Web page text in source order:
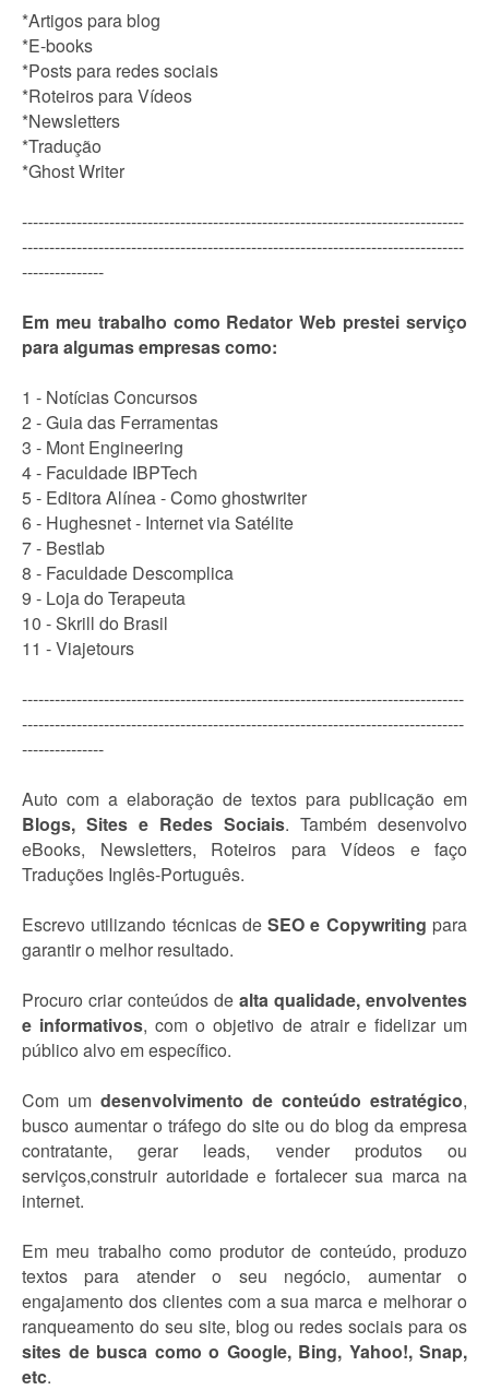
*Artigos para blog
*E-books
*Posts para redes sociais
*Roteiros para Vídeos
*Newsletters
*Tradução
*Ghost Writer
---------------------------------------------------------------------------------
---------------------------------------------------------------------------------
---------------
Em meu trabalho como Redator Web prestei serviço
para algumas empresas como:
1 - Notícias Concursos
2 - Guia das Ferramentas
3 - Mont Engineering
4 - Faculdade IBPTech
5 - Editora Alínea - Como ghostwriter
6 - Hughesnet - Internet via Satélite
7 - Bestlab
8 - Faculdade Descomplica
9 - Loja do Terapeuta
10 - Skrill do Brasil
11 - Viajetours
---------------------------------------------------------------------------------
---------------------------------------------------------------------------------
---------------
Auto com a elaboração de textos para publicação em
Blogs, Sites e Redes Sociais. Também desenvolvo
eBooks, Newsletters, Roteiros para Vídeos e faço
Traduções Inglês-Português.
Escrevo utilizando técnicas deSEO e Copywriting para
garantir o melhor resultado.
Procuro criar conteúdos de alta qualidade, envolventes
e informativos, com o objetivo de atrair e fidelizar um
público alvo em específico.
Com um desenvolvimento de conteúdo estratégico,
busco aumentar o tráfego do site ou do blog da empresa
contratante, gerar leads, vender produtos ou
serviços,construir autoridade e fortalecer sua marca na
internet.
Em meu trabalho como produtor de conteúdo, produzo
textos para atender o seu negócio, aumentar o
engajamento dos clientes com a sua marca e melhorar o
ranqueamento do seu site, blog ou redes sociais para os
sites de busca como o Google, Bing, Yahoo!, Snap,
etc.